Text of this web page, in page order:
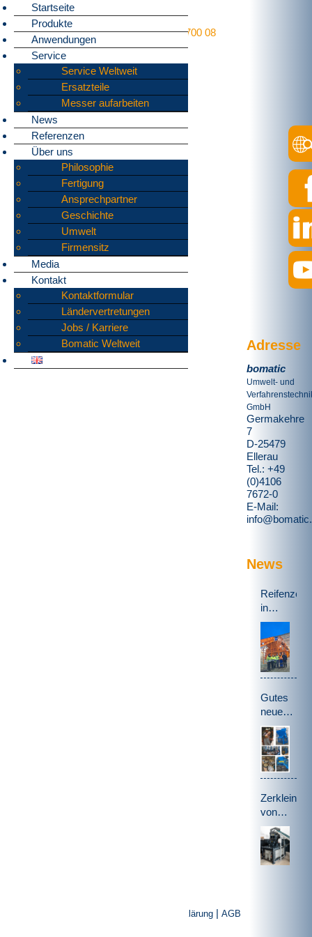
Home»Products»Granulators»u 1700 08
Adresse
bomatic
Umwelt- und
GmbH
Germakehre
7
D-25479
Ellerau
Tel.: +49
(0)4106
7672-0
E-Mail:
News
in
Schweden
Gutes
neues
Jahr
von
Datenschutzerklärung| AGB
Startseite
Produkte
Anwendungen
Service
Service Weltweit
Ersatzteile
Messer aufarbeiten
News
Referenzen
Über uns
Philosophie
Fertigung
Ansprechpartner
Geschichte
Umwelt
Firmensitz
Media
Kontakt
Kontaktformular
Ländervertretungen
Jobs / Karriere
Bomatic Weltweit